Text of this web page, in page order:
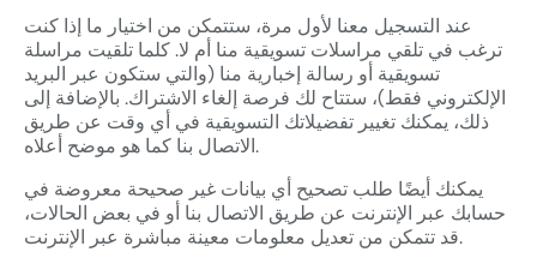
عند التسجيل معنا لأول مرة، ستتمكن من اختيار ما إذا كنت
ترغب في تلقي مراسلات تسويقية منا أم لا. كلما تلقيت مراسلة
تسويقية أو رسالة إخبارية منا (والتي ستكون عبر البريد
الإلكتروني فقط)، ستتاح لك فرصة إلغاء الاشتراك. بالإضافة إلى
ذلك، يمكنك تغيير تفضيلاتك التسويقية في أي وقت عن طريق
الاتصال بنا كما هو موضح أعلاه.
يمكنك أيضًا طلب تصحيح أي بيانات غير صحيحة معروضة في
حسابك عبر الإنترنت عن طريق الاتصال بنا أو في بعض الحالات،
قد تتمكن من تعديل معلومات معينة مباشرة عبر الإنترنت.